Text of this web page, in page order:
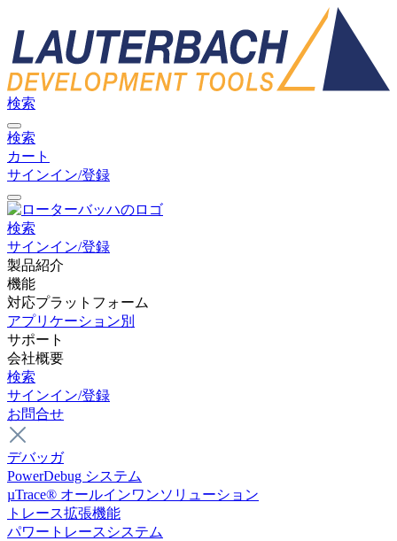
検索
検索
カート
サインイン/登録
検索
サインイン/登録
製品紹介
機能
対応プラットフォーム
アプリケーション別
サポート
会社概要
検索
サインイン/登録
お問合せ
デバッガ
PowerDebug システム
µTrace® オールインワンソリューション
トレース拡張機能
パワートレースシステム